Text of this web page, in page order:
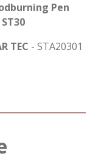
Pen
TEC - STA20301